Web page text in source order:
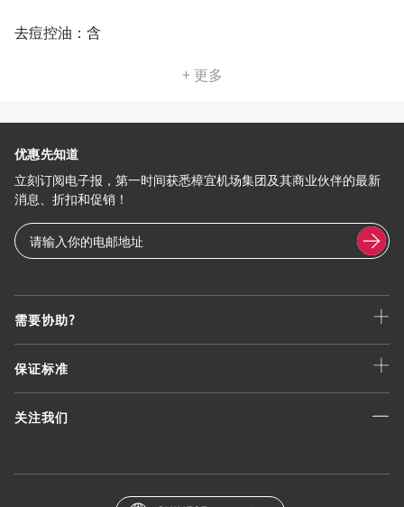
去痘控油：含
+ 更多
需要协助?
保证标准
关注我们
优惠先知道
立刻订阅电子报，第一时间获悉樟宜机场集团及其商业伙伴的最新
消息、折扣和促销！